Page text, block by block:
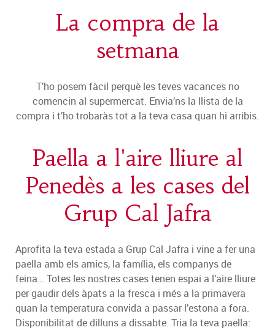
La compra de la
setmana
T’ho posem fàcil perquè les teves vacances no
comencin al supermercat. Envia’ns la llista de la
compra i t’ho trobaràs tot a la teva casa quan hi arribis.
Paella a l'aire lliure al
Penedès a les cases del
Grup Cal Jafra
Aprofita la teva estada a Grup Cal Jafra i vine a fer una
paella amb els amics, la família, els companys de
feina… Totes les nostres cases tenen espai a l’aire lliure
per gaudir dels àpats a la fresca i més a la primavera
quan la temperatura convida a passar l’estona a fora.
Disponibilitat de dilluns a dissabte. Tria la teva paella: